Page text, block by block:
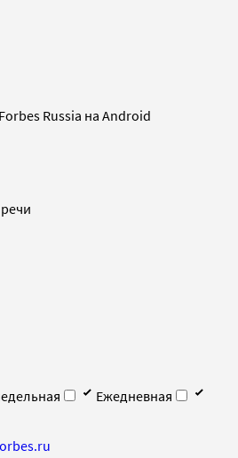
Russia на Android
Ежедневная